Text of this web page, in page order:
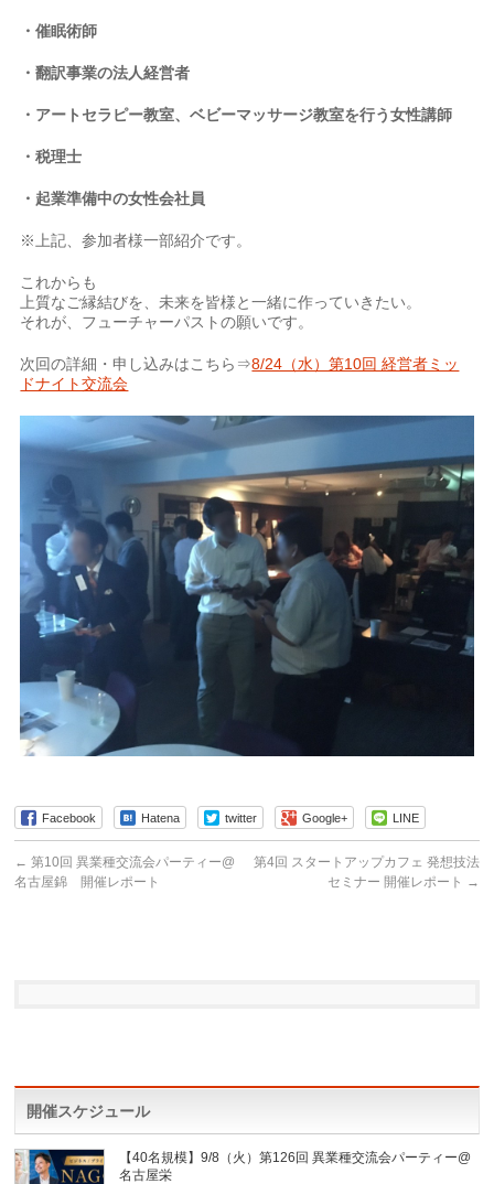
・催眠術師
・翻訳事業の法人経営者
・アートセラピー教室、ベビーマッサージ教室を行う女性講師
・税理士
・起業準備中の女性会社員
※上記、参加者様一部紹介です。
これからも
上質なご縁結びを、未来を皆様と一緒に作っていきたい。
それが、フューチャーパストの願いです。
次回の詳細・申し込みはこちら⇒8/24（水）第10回 経営者ミッ
ドナイト交流会
Facebook Hatena twitter Google+ LINE
← 第10回 異業種交流会パーティー@
名古屋錦 開催レポート
第4回 スタートアップカフェ 発想技法
セミナー 開催レポート →
開催スケジュール
【40名規模】9/8（火）第126回 異業種交流会パーティー@
名古屋栄